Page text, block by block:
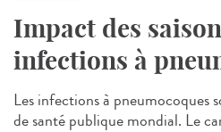
Impact des
infections à
Les infections à pneumocoques
de santé publique mondial. Le